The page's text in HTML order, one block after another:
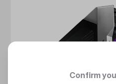
Confirm